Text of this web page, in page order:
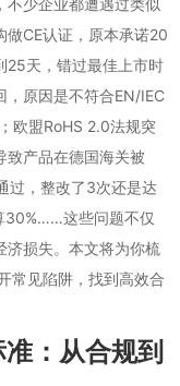
不少企业都遭遇过类似
做CE认证，原本承诺20
25天，错过最佳上市时
，原因是不符合EN/IEC
欧盟RoHS 2.0法规突
致产品在德国海关被
过，整改了3次还是达
30%……这些问题不仅
济损失。本文将为你梳
常见陷阱，找到高效合
：从合规到